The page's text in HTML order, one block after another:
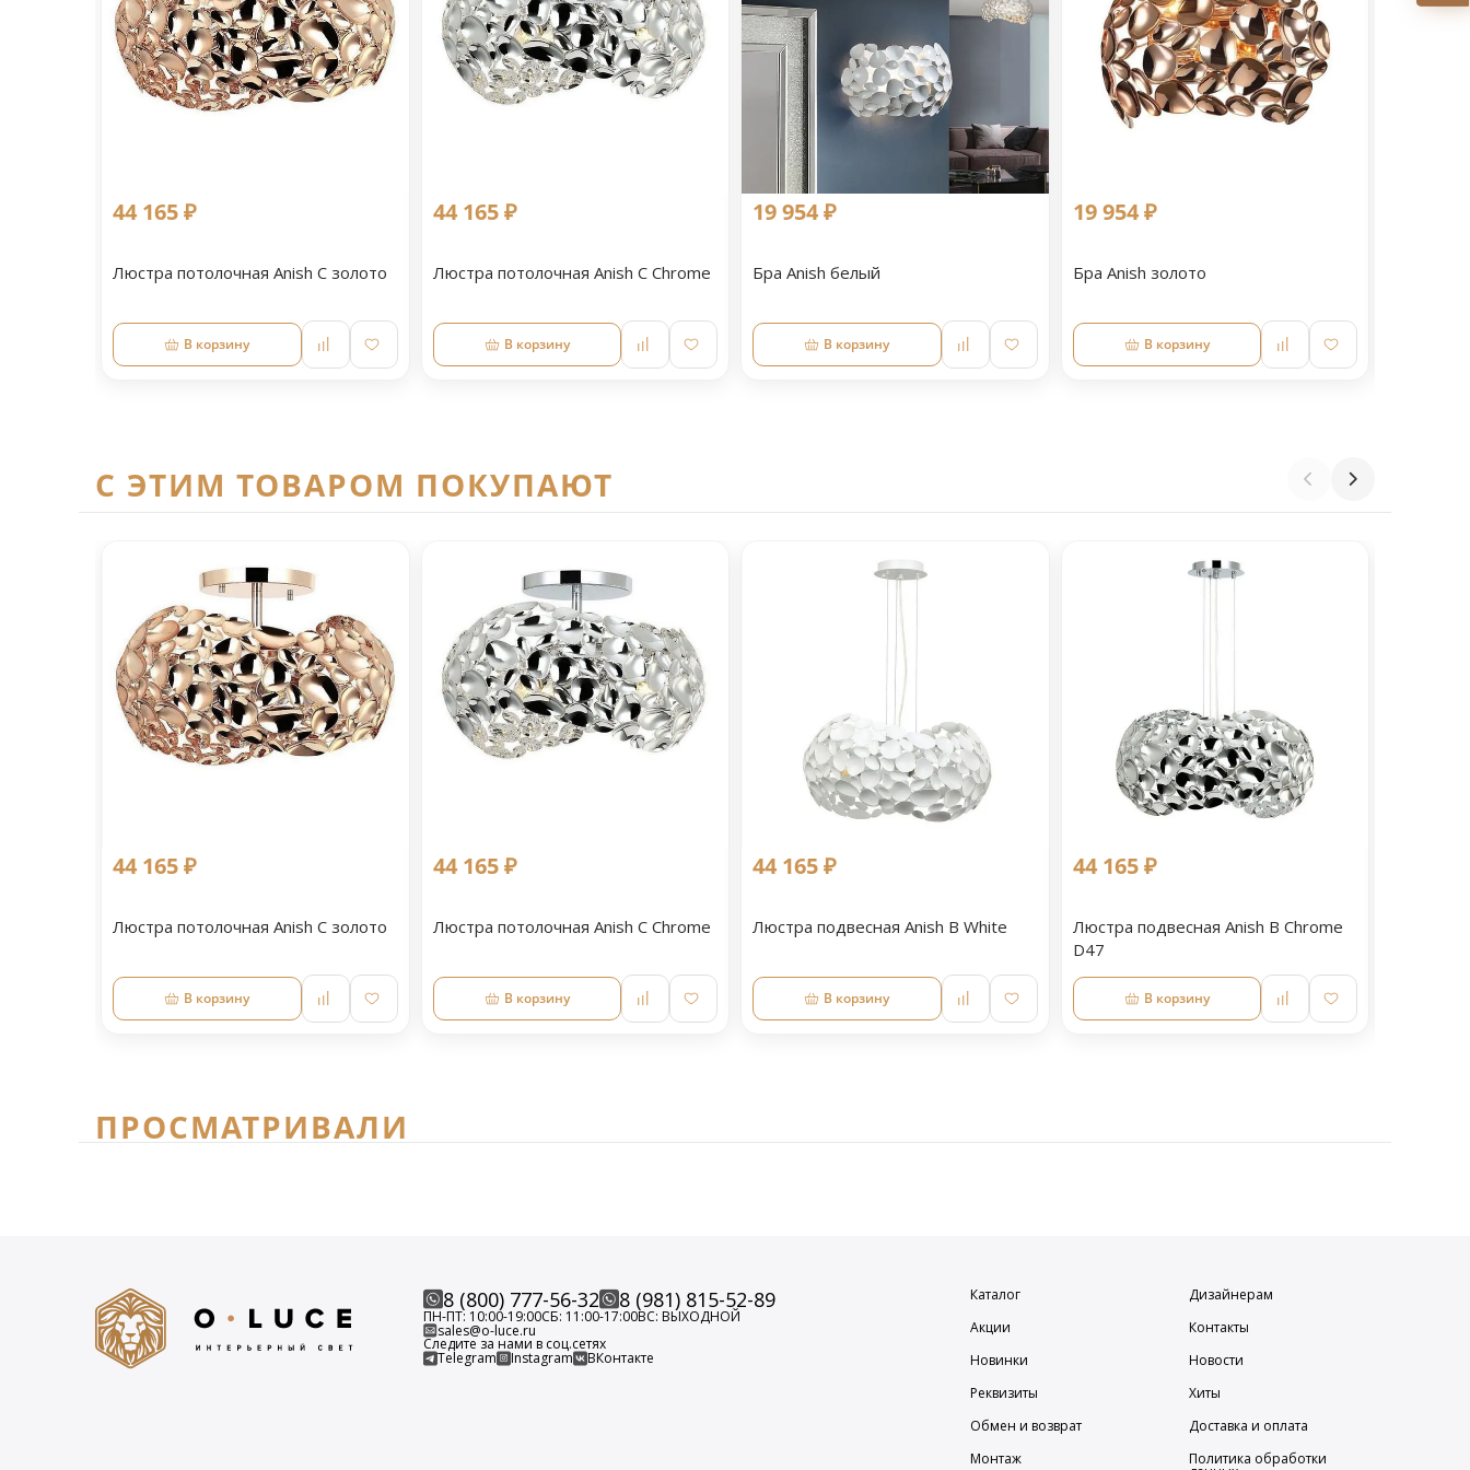
44 165 ₽
Люстра потолочная Anish С золото
В корзину
44 165 ₽
Люстра потолочная Anish С Chrome
В корзину
19 954 ₽
Бра Anish белый
В корзину
19 954 ₽
Бра Anish золото
В корзину
C ЭТИМ ТОВАРОМ ПОКУПАЮТ
44 165 ₽
Люстра потолочная Anish С золото
В корзину
44 165 ₽
Люстра потолочная Anish С Chrome
В корзину
44 165 ₽
Люстра подвесная Anish B White
В корзину
44 165 ₽
Люстра подвесная Anish B Chrome
D47
В корзину
ПРОСМАТРИВАЛИ
8 (800) 777-56-32 8 (981) 815-52-89
ПН-ПТ: 10:00-19:00СБ: 11:00-17:00ВС: ВЫХОДНОЙ
sales@o-luce.ru
Следите за нами в соц.сетях
Telegram Instagram ВКонтакте
Каталог
Дизайнерам
Акции
Контакты
Новинки
Новости
Реквизиты
Хиты
Обмен и возврат
Доставка и оплата
Монтаж
Политика обработки